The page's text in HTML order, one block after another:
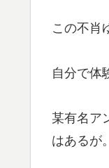
この不肖
自分で体
某有名ア
はあるが。